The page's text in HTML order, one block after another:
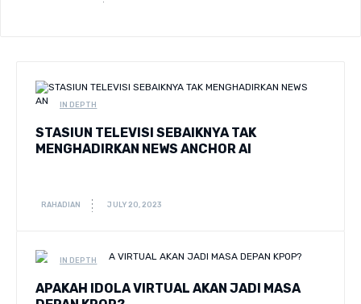
IN DEPTH
STASIUN TELEVISI SEBAIKNYA TAK
MENGHADIRKAN NEWS ANCHOR AI
RAHADIAN JULY 20, 2023
IN DEPTH
APAKAH IDOLA VIRTUAL AKAN JADI MASA